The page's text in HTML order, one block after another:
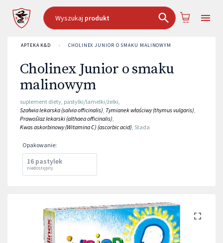
Wyszukaj produkt
APTEKA K&D › CHOLINEX JUNIOR O SMAKU MALINOWYM
Cholinex Junior o smaku
malinowym
suplement diety, pastylki/lamelki/żelki,
Szałwia lekarska (salvia officinalis), Tymianek właściwy (thymus vulgaris),
Prawoślaz lekarski (althaea officinalis),
Kwas askorbinowy (Witamina C) (ascorbic acid), Stada
Opakowanie:
16 pastylek
niedostępny